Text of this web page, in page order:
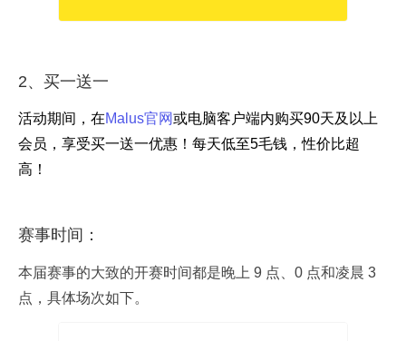
2、买一送一
活动期间，在Malus官网或电脑客户端内购买90天及以上
会员，享受买一送一优惠！每天低至5毛钱，性价比超
高！
赛事时间：
本届赛事的大致的开赛时间都是晚上 9 点、0 点和凌晨 3
点，具体场次如下。